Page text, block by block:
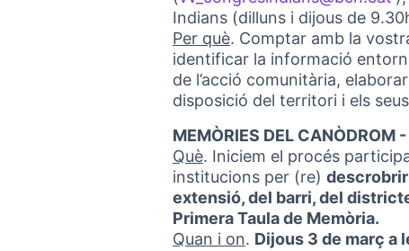
Indians (dilluns i dijous de
Per què. Comptar amb la
identificar la informació
de l’acció comunitària,
disposició del territori i els
MEMÒRIES DEL CANÒDROM
Què. Iniciem el procés
institucions per (re) descrobrir
extensió, del barri, del
Primera Taula de Memòria.
Quan i on. Dijous 3 de març a